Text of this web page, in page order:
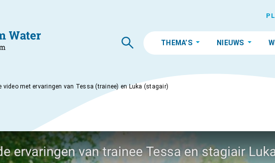
THEMA’S NIEUWS
video met ervaringen van Tessa (trainee) en Luka (stagair)